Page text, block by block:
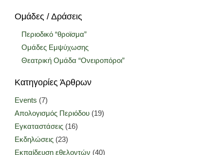
Ομάδες / Δράσεις
Περιοδικό “θροϊσμα”
Ομάδες Εμψύχωσης
Θεατρική Ομάδα “Ονειροπόροι”
Κατηγορίες Άρθρων
Events (7)
Απολογισμός Περιόδου (19)
Εγκαταστάσεις (16)
Εκδηλώσεις (23)
Εκπαίδευση εθελοντών (40)